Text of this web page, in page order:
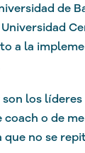
de
a la
los
o de
que no se